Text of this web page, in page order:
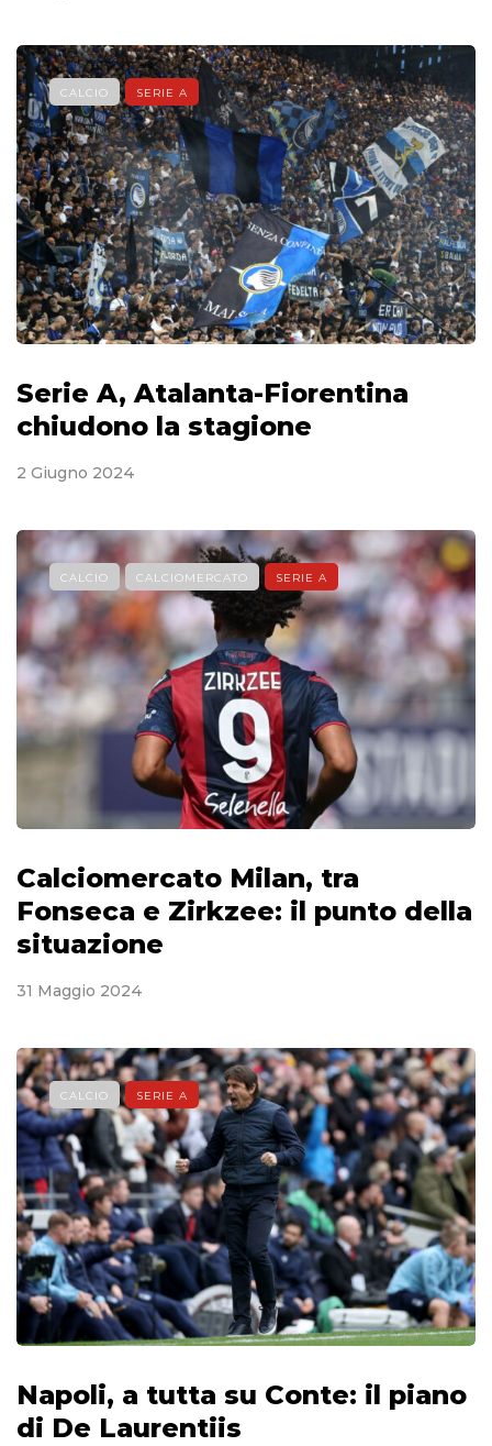
CALCIO SERIE A
Serie A, Atalanta-Fiorentina
chiudono la stagione
2 Giugno 2024
CALCIO CALCIOMERCATO SERIE A
Calciomercato Milan, tra
Fonseca e Zirkzee: il punto della
situazione
31 Maggio 2024
CALCIO SERIE A
Napoli, a tutta su Conte: il piano
di De Laurentiis